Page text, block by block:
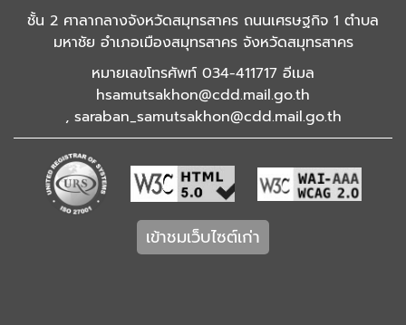
ชั้น 2 ศาลากลางจังหวัดสมุทรสาคร ถนนเศรษฐกิจ 1 ตำบล
มหาชัย อำเภอเมืองสมุทรสาคร จังหวัดสมุทรสาคร
หมายเลขโทรศัพท์ 034-411717 อีเมล
hsamutsakhon@cdd.mail.go.th
, saraban_samutsakhon@cdd.mail.go.th
เข้าชมเว็บไซต์เก่า